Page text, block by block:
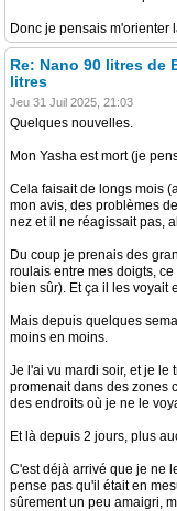
Donc je pensais m'orienter
Re: Nano 90 litres de
litres
Jeu 31 Juil 2025, 21:03
Quelques nouvelles.
Mon Yasha est mort (je
Cela faisait de longs mois
mon avis, des problèmes
nez et il ne réagissait pas,
Du coup je prenais des
roulais entre mes doigts,
bien sûr). Et ça il les voyait
Mais depuis quelques
moins en moins.
Je l'ai vu mardi soir, et je le
promenait dans des zones
des endroits où je ne le
Et là depuis 2 jours, plus
C'est déjà arrivé que je ne
pense pas qu'il était en
sûrement un peu amaigri,